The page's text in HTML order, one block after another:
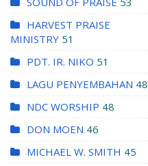
HARVEST PRAISE
MINISTRY 51
PDT. IR. NIKO 51
LAGU PENYEMBAHAN 48
NDC WORSHIP 48
DON MOEN 46
MICHAEL W. SMITH 45